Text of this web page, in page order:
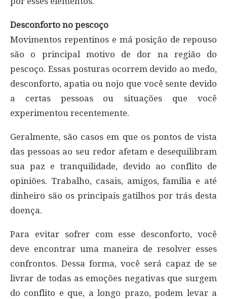
Desconforto no pescoço
Movimentos repentinos e má posição de repouso
são o principal motivo de dor na região do
pescoço. Essas posturas ocorrem devido ao medo,
desconforto, apatia ou nojo que você sente devido
a certas pessoas ou situações que você
experimentou recentemente.
Geralmente, são casos em que os pontos de vista
das pessoas ao seu redor afetam e desequilibram
sua paz e tranquilidade, devido ao conflito de
opiniões. Trabalho, casais, amigos, família e até
dinheiro são os principais gatilhos por trás desta
doença.
Para evitar sofrer com esse desconforto, você
deve encontrar uma maneira de resolver esses
confrontos. Dessa forma, você será capaz de se
livrar de todas as emoções negativas que surgem
do conflito e que, a longo prazo, podem levar a